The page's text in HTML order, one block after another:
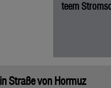
teem
Straße von Hormuz